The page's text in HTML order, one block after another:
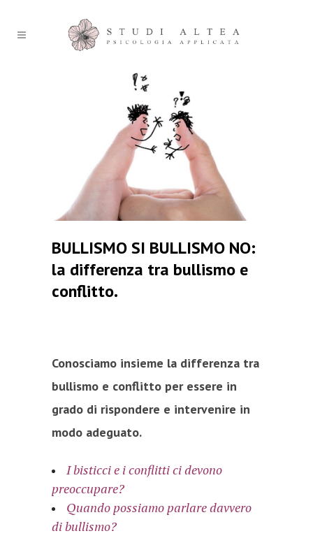
BULLISMO SI BULLISMO NO:
la differenza tra bullismo e
conflitto.
Conosciamo insieme la differenza tra
bullismo e conflitto per essere in
grado di rispondere e intervenire in
modo adeguato.
I bisticci e i conflitti ci devono
preoccupare?
Quando possiamo parlare davvero
di bullismo?